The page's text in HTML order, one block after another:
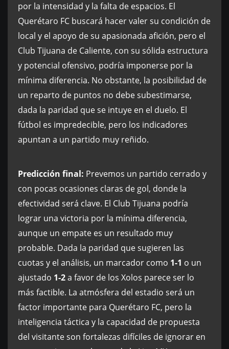
por la intensidad y la falta de espacios. El
Querétaro FC buscará hacer valer su condición de
local y el apoyo de su apasionada afición, pero el
Club Tijuana de Caliente, con su sólida estructura
y potencial ofensivo, podría imponerse por la
mínima diferencia. No obstante, la posibilidad de
un reparto de puntos no debe subestimarse,
dada la paridad que se intuye en el duelo. El
fútbol es impredecible, pero los indicadores
apuntan a un partido muy reñido.
Predicción final: Prevemos un partido cerrado y
con pocas ocasiones claras de gol, donde la
efectividad será clave. El Club Tijuana podría
lograr una victoria por la mínima diferencia,
aunque un empate es un resultado muy
probable. Dada la paridad que sugieren las
cuotas y el análisis, un marcador como 1-1 o un
ajustado 1-2a favor de los Xolos parece ser lo
más factible. La atmósfera del estadio será un
factor importante para Querétaro FC, pero la
inteligencia táctica y la capacidad de propuesta
del visitante son fortalezas difíciles de ignorar en